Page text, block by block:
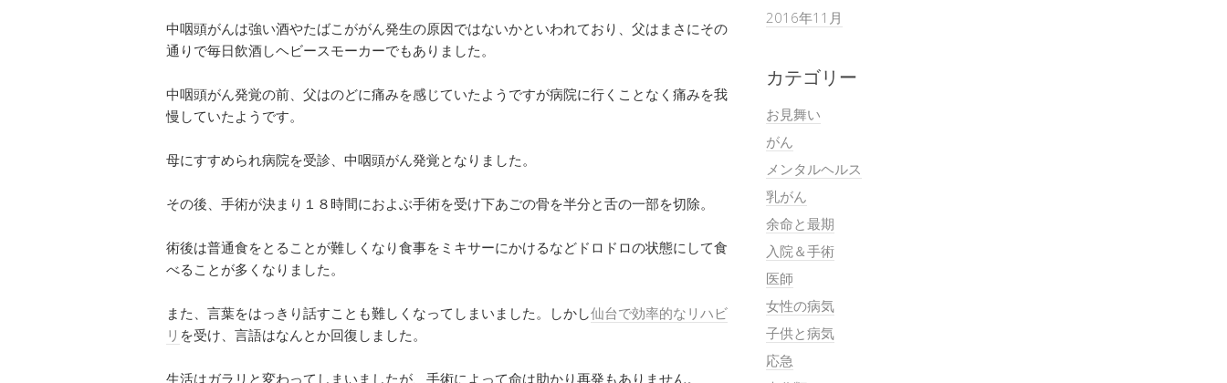
中咽頭がんは強い酒やたばこががん発生の原因ではないかといわれており、父はまさにその
通りで毎日飲酒しヘビースモーカーでもありました。
中咽頭がん発覚の前、父はのどに痛みを感じていたようですが病院に行くことなく痛みを我
慢していたようです。
母にすすめられ病院を受診、中咽頭がん発覚となりました。
その後、手術が決まり１８時間におよぶ手術を受け下あごの骨を半分と舌の一部を切除。
術後は普通食をとることが難しくなり食事をミキサーにかけるなどドロドロの状態にして食
べることが多くなりました。
また、言葉をはっきり話すことも難しくなってしまいました。しかし仙台で効率的なリハビ
リ を受け、言語はなんとか回復しました。
生活はガラリと変わってしまいましたが、手術によって命は助かり再発もありません。
2016年11月
カテゴリー
お見舞い
がん
メンタルヘルス
乳がん
余命と最期
入院＆手術
医師
女性の病気
子供と病気
応急